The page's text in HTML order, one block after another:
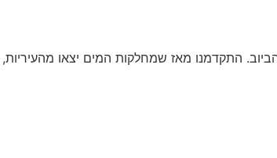
התקדמנו מאז שמחלקות המים יצאו מהעיריות,